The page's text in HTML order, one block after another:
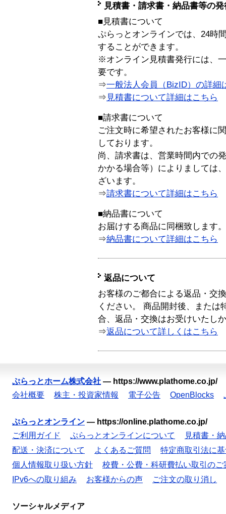
見積書・請求書・納品書等の
■見積書について
ぷらっとオンラインでは、24時
することができます。
※オンライン見積書発行には、
要です。
⇒一般法人会員（BizID）の詳細
⇒ 見積書について詳細はこちら
■請求書について
ご注文時に希望されたお客様に
しております。
尚、請求書は、営業時間内での
かかる場合等）によりましては
ざいます。
⇒請求書について詳細はこちら
■納品書について
お届けする商品に同梱致します。
⇒納品書について詳細はこちら
返品について
お客様のご都合による返品・交
ください。 商品開封後、または
合、返品・交換はお受けいたし
⇒返品について詳しくはこちら
ぷらっとホーム株式会社 — https://www.plathome.co.jp/
会社概要
株主・投資家情報 電子公告 OpenBlocks
ぷらっとオンライン — https://online.plathome.co.jp/
ご利用ガイド
ぷらっとオンラインについて
見積書・
配送・決済について
よくあるご質問
特定商取引法に
個人情報取り扱い方針
校費・公費・科研費払い取引のご
IPv6への取り組み
お客様からの声 ご注文の取り消し
ソーシャルメディア